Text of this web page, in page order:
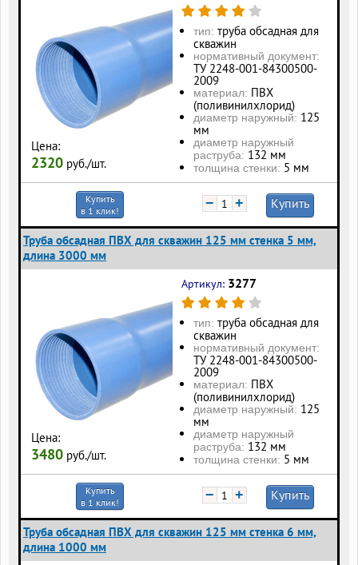
Цена:
2320 руб./шт.
тип: труба обсадная для
скважин
нормативный документ:
ТУ 2248-001-84300500-
2009
материал: ПВХ
(поливинилхлорид)
диаметр наружный: 125
мм
диаметр наружный
раструба: 132 мм
толщина стенки: 5 мм
Купить
в 1 клик!
− + Купить
Труба обсадная ПВХ для скважин 125 мм стенка 5 мм,
длина 3000 мм
Цена:
3480 руб./шт.
Артикул: 3277
тип: труба обсадная для
скважин
нормативный документ:
ТУ 2248-001-84300500-
2009
материал: ПВХ
(поливинилхлорид)
диаметр наружный: 125
мм
диаметр наружный
раструба: 132 мм
толщина стенки: 5 мм
Купить
в 1 клик!
− + Купить
Труба обсадная ПВХ для скважин 125 мм стенка 6 мм,
длина 1000 мм